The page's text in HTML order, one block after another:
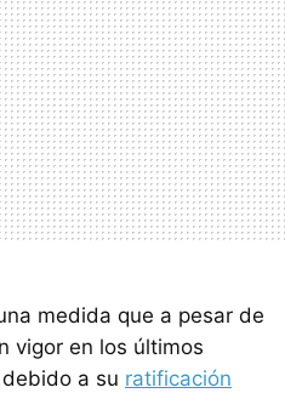
medida que a pesar de
vigor en los últimos
a su ratificación